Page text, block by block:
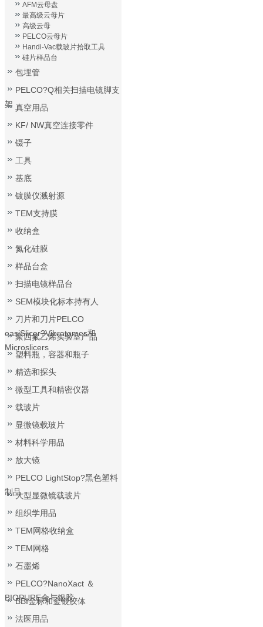
AFM云母盘
最高级云母片
高级云母
PELCO云母片
Handi-Vac载玻片拾取工具
硅片样品台
包埋管
PELCO?Q相关扫描电镜脚支
架 真空用品
KF/ NW真空连接零件
镊子
工具
基底
镀膜仪溅射源
TEM支持膜
收纳盒
氮化硅膜
样品台盒
扫描电镜样品台
SEM模块化标本持有人
刀片和刀片PELCO
easiSlicer?Vibratomes和
Microslicers
聚四氟乙烯实验室产品
塑料瓶，容器和瓶子
精选和探头
微型工具和精密仪器
载玻片
显微镜载玻片
材料科学用品
放大镜
PELCO LightStop?黑色塑料
制品大型显微镜载玻片
组织学用品
TEM网格收纳盒
TEM网格
石墨烯
PELCO?NanoXact ＆
BIOPURE金与银胶
BBI金标和金银胶体
法医用品